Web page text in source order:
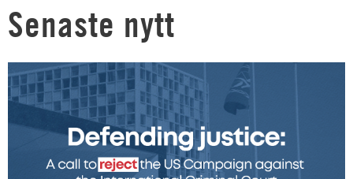
Senaste nytt